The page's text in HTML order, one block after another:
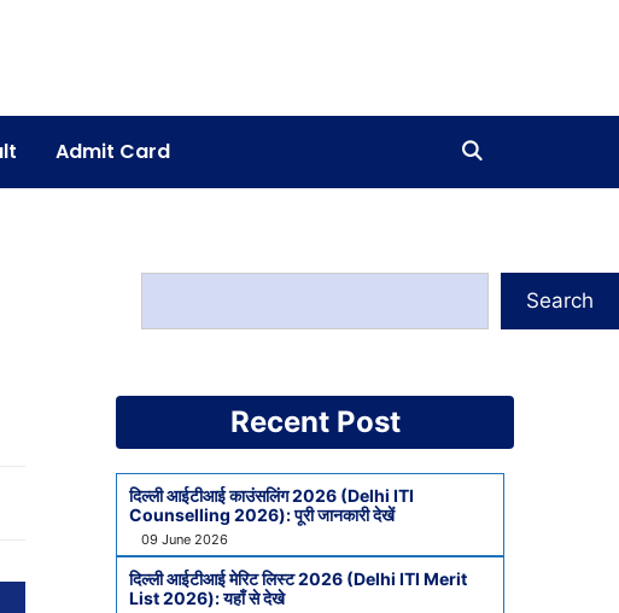
Admit Card
Search
Recent Post
दिल्ली आईटीआई काउंसलिंग 2026 (Delhi ITI
Counselling 2026): पूरी जानकारी देखें
09 June 2026
दिल्ली आईटीआई मेरिट लिस्ट 2026 (Delhi ITI Merit
List 2026): यहाँ से देखे